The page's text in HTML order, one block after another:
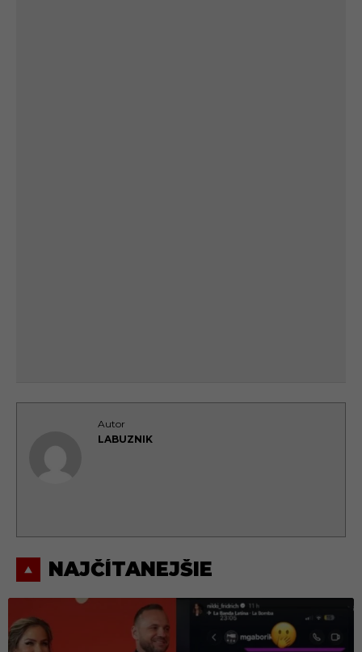
Autor
LABUZNIK
NAJČÍTANEJŠIE